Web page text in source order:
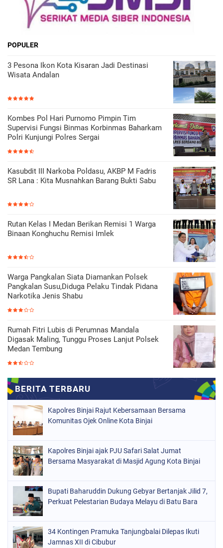
POPULER
3 Pesona Ikon Kota Kisaran Jadi Destinasi
Wisata Andalan
Kombes Pol Hari Purnomo Pimpin Tim
Supervisi Fungsi Binmas Korbinmas Baharkam
Polri Kunjungi Polres Sergai
Kasubdit III Narkoba Poldasu, AKBP M Fadris
SR Lana : Kita Musnahkan Barang Bukti Sabu
Rutan Kelas I Medan Berikan Remisi 1 Warga
Binaan Konghuchu Remisi Imlek
Warga Pangkalan Siata Diamankan Polsek
Pangkalan Susu,Diduga Pelaku Tindak Pidana
Narkotika Jenis Shabu
Rumah Fitri Lubis di Perumnas Mandala
Digasak Maling, Tunggu Proses Lanjut Polsek
Medan Tembung
Kapolres Binjai Rajut Kebersamaan Bersama
Komunitas Ojek Online Kota Binjai
Kapolres Binjai ajak PJU Safari Salat Jumat
Bersama Masyarakat di Masjid Agung Kota Binjai
Bupati Baharuddin Dukung Gebyar Bertanjak Jilid 7,
Perkuat Pelestarian Budaya Melayu di Batu Bara
34 Kontingen Pramuka Tanjungbalai Dilepas Ikuti
Jamnas XII di Cibubur